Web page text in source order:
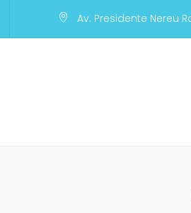
Av. Presidente Nereu